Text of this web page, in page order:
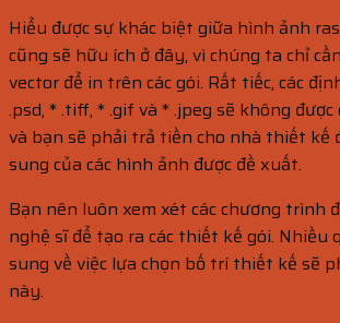
Hiểu được sự khác biệt giữa hình ảnh
cũng sẽ hữu ích ở đây, vì chúng ta chỉ
vector để in trên các gói. Rất tiếc, các
.psd, * .tiff, * .gif và * .jpeg sẽ không
và bạn sẽ phải trả tiền cho nhà thiết kế
sung của các hình ảnh được đề xuất.
Bạn nên luôn xem xét các chương trình
nghệ sĩ để tạo ra các thiết kế gói. Nhiều
sung về việc lựa chọn bố trí thiết kế sẽ
này.